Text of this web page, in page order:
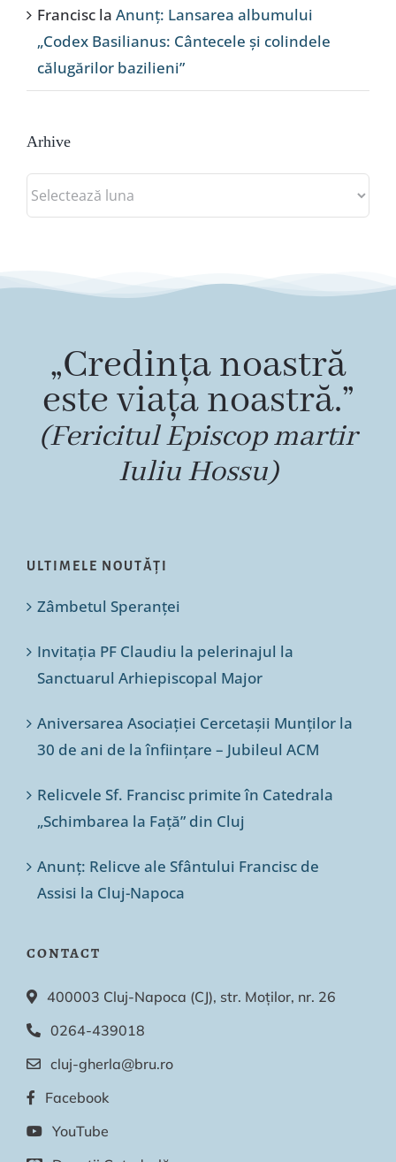
Francisc la Anunț: Lansarea albumului
„Codex Basilianus: Cântecele și colindele
călugărilor bazilieni”
Arhive
Arhive
„Credința noastră
este viața noastră.”
(Fericitul Episcop martir
Iuliu Hossu)
ULTIMELE NOUTĂȚI
Zâmbetul Speranței
Invitația PF Claudiu la pelerinajul la
Sanctuarul Arhiepiscopal Major
Aniversarea Asociației Cercetașii Munților la
30 de ani de la înființare – Jubileul ACM
Relicvele Sf. Francisc primite în Catedrala
„Schimbarea la Față” din Cluj
Anunț: Relicve ale Sfântului Francisc de
Assisi la Cluj-Napoca
CONTACT
400003 Cluj-Napoca (CJ), str. Moților, nr. 26
0264-439018
cluj-gherla@bru.ro
Facebook
YouTube